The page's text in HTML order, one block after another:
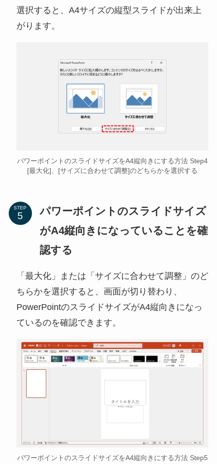
選択すると、A4サイズの縦型スライドが出来上
がります。
パワーポイントのスライドサイズをA4縦向きにする方法 Step4
[最大化]、[サイズに合わせて調整]のどちらかを選択する
STEP
パワーポイントのスライドサイズ
がA4縦向きになっていることを確
認する
「最大化」または「サイズに合わせて調整」のど
ちらかを選択すると、画面が切り替わり、
PowerPointのスライドサイズがA4縦向きになっ
ているのを確認できます。
パワーポイントのスライドサイズをA4縦向きにする方法 Step5